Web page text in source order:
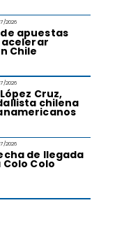
2026
apuestas
Chile
2026
Cruz,
chilena
2026
de llegada
Colo Colo